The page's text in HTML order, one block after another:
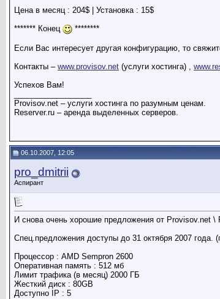
Цена в месяц : 204$ | Установка : 15$
******* Конец
********
Если Вас интересует другая конфигурацию, то
Контакты – www.provisov.net (услуги хостинга) ,
Успехов Вам!
Provisov.net – услуги хостинга по разумным ценам.
Reserver.ru – аренда выделенных серверов.
06.10.2007, 12:05
pro_dmitrii
Аспирант
И снова очень хорошие предложения от Provisov.net
Спец.предложения доступы до 31 октября 2007 года.
Процессор : AMD Sempron 2600
Оперативная память : 512 мб
Лимит трафика (в месяц) 2000 ГБ
Жесткий диск : 80GB
Доступно IP : 5